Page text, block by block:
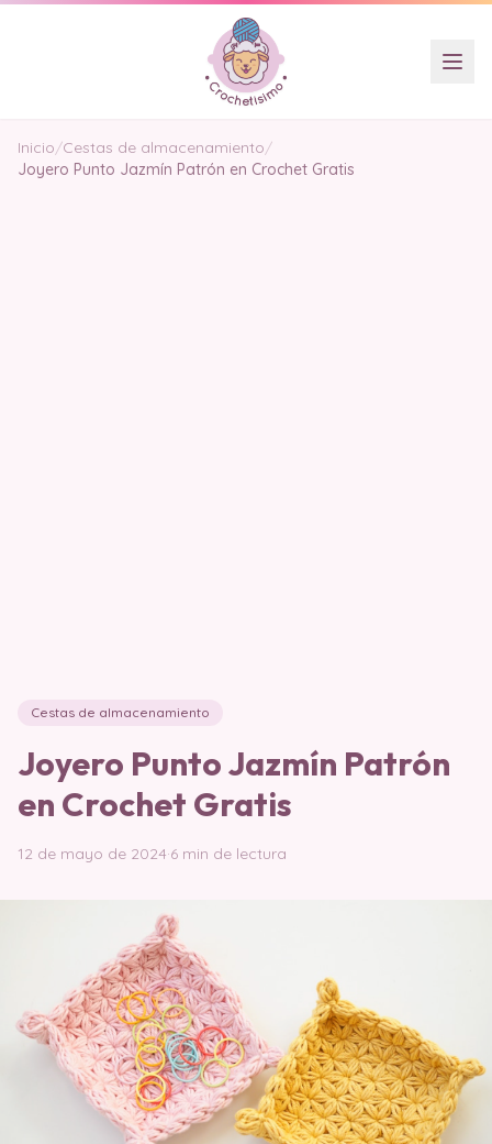
Inicio/Cestas de almacenamiento/
Joyero Punto Jazmín Patrón en Crochet Gratis
Cestas de almacenamiento
Joyero Punto Jazmín Patrón
en Crochet Gratis
12 de mayo de 2024·6 min de lectura